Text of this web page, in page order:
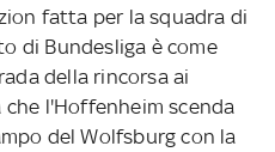
fatta per la squadra di
di Bundesliga è come
della rincorsa ai
l'Hoffenheim scenda
del Wolfsburg con la